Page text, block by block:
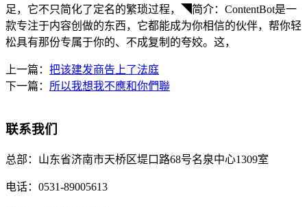
足，它不只简化了定名的繁琐过程，◥简介：ContentBot是一
款专注于内容创做的东西，它都能成为你相信的伙伴，帮你轻
松具有那份专属于你的、不成复制的夸姣。这，
上一篇： 把该建发商告上了法庭
下一篇： 所以我想我不應和你們聯
联系我们
总部： 山东省济南市天桥区堤口路68号名泉中心1309室
电话： 0531-89005613